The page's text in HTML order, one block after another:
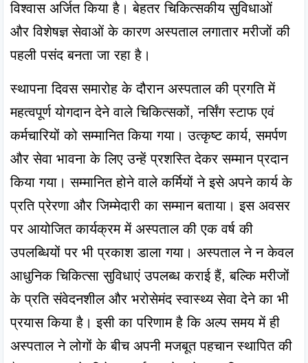
विश्वास अर्जित किया है। बेहतर चिकित्सकीय सुविधाओं
और विशेषज्ञ सेवाओं के कारण अस्पताल लगातार मरीजों की
पहली पसंद बनता जा रहा है।
स्थापना दिवस समारोह के दौरान अस्पताल की प्रगति में
महत्वपूर्ण योगदान देने वाले चिकित्सकों, नर्सिंग स्टाफ एवं
कर्मचारियों को सम्मानित किया गया। उत्कृष्ट कार्य, समर्पण
और सेवा भावना के लिए उन्हें प्रशस्ति देकर सम्मान प्रदान
किया गया। सम्मानित होने वाले कर्मियों ने इसे अपने कार्य के
प्रति प्रेरणा और जिम्मेदारी का सम्मान बताया। इस अवसर
पर आयोजित कार्यक्रम में अस्पताल की एक वर्ष की
उपलब्धियों पर भी प्रकाश डाला गया। अस्पताल ने न केवल
आधुनिक चिकित्सा सुविधाएं उपलब्ध कराई हैं, बल्कि मरीजों
के प्रति संवेदनशील और भरोसेमंद स्वास्थ्य सेवा देने का भी
प्रयास किया है। इसी का परिणाम है कि अल्प समय में ही
अस्पताल ने लोगों के बीच अपनी मजबूत पहचान स्थापित की